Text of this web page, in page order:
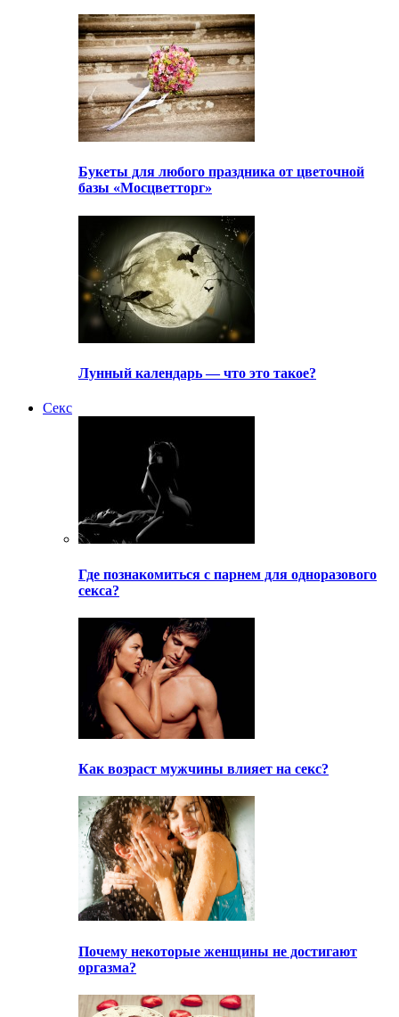
Букеты для любого праздника от цветочной
базы «Мосцветторг»
Лунный календарь — что это такое?
Секс
Где познакомиться с парнем для одноразового
секса?
Как возраст мужчины влияет на секс?
Почему некоторые женщины не достигают
оргазма?